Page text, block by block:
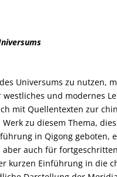
Universums zu nutzen,
westliches und modernes
mit Quellentexten zur
zu diesem Thema,
in Qigong
auch für
kurzen Einführung in die